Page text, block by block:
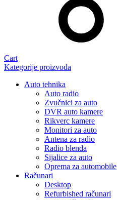
Cart
Kategorije proizvoda
Auto tehnika
Auto radio
Zvučnici za auto
DVR auto kamere
Rikverc kamere
Monitori za auto
Antena za radio
Radio blenda
Sijalice za auto
Oprema za automobile
Računari
Desktop
Refurbished računari